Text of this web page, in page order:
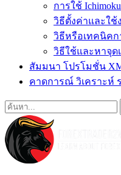
การใช้ Ichimoku
วิธีตั้งค่าและใช้
วิธีหรือเทคนิคก
วิธีใช้และหาจุด
สัมมนา โปรโมชั่น
คาดการณ์ วิเคราะห์